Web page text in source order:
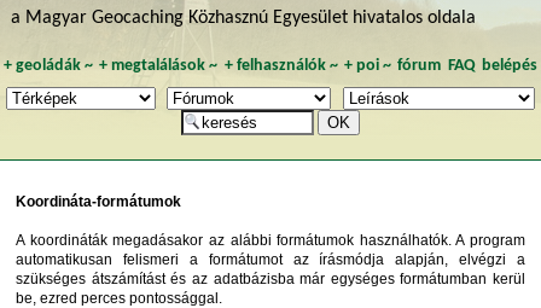
a Magyar Geocaching Közhasznú Egyesület hivatalos oldala
+ geoládák~ +megtalálások ~ + felhasználók~ + poi~ fórum FAQ belépés
Koordináta-formátumok
A koordináták megadásakor az alábbi formátumok használhatók. A program
automatikusan felismeri a formátumot az írásmódja alapján, elvégzi a
szükséges átszámítást és az adatbázisba már egységes formátumban kerül
be, ezred perces pontossággal.